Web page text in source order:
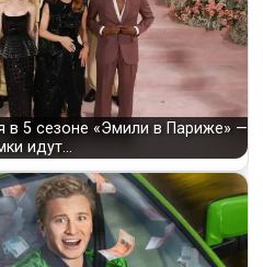
в 5 сезоне «Эмили в Париже» —
идут…